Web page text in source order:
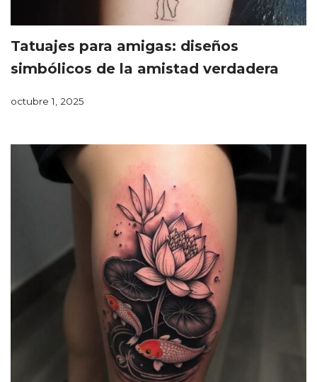
Tatuajes para amigas: diseños
simbólicos de la amistad verdadera
octubre 1, 2025